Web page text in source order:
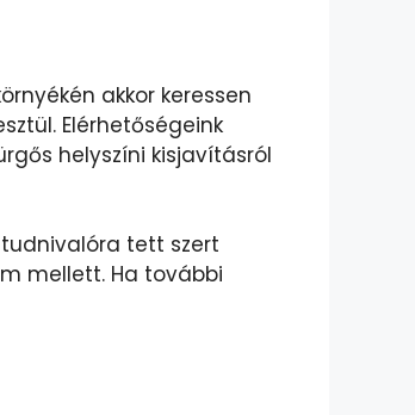
akkor keressen
Elérhetőségeink
helyszíni kisjavításról
tett szert
mellett. Ha további